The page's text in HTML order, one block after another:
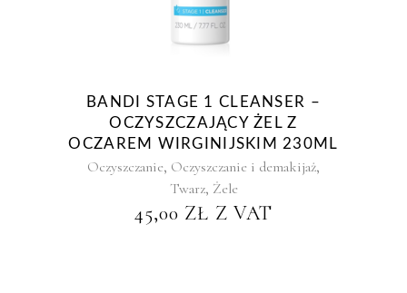
BANDI STAGE 1 CLEANSER –
OCZYSZCZAJĄCY ŻEL Z
OCZAREM WIRGINIJSKIM 230ML
Oczyszczanie, Oczyszczanie i demakijaż,
Twarz, Żele
45,00 ZŁ Z VAT